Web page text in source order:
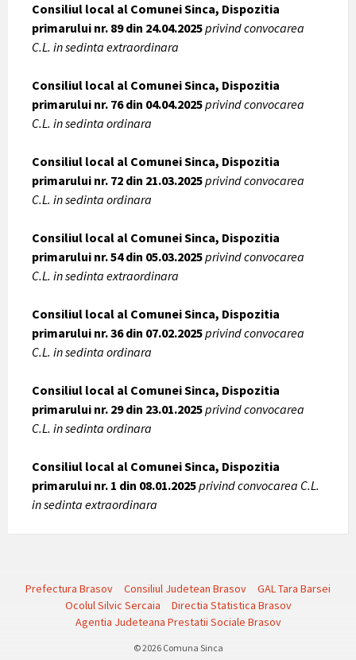
Consiliul local al Comunei Sinca, Dispozitia
primarului nr. 89 din 24.04.2025privind convocarea
C.L. in sedinta extraordinara
Consiliul local al Comunei Sinca, Dispozitia
primarului nr. 76 din 04.04.2025privind convocarea
C.L. in sedinta ordinara
Consiliul local al Comunei Sinca, Dispozitia
primarului nr. 72 din 21.03.2025privind convocarea
C.L. in sedinta ordinara
Consiliul local al Comunei Sinca, Dispozitia
primarului nr. 54 din 05.03.2025privind convocarea
C.L. in sedinta extraordinara
Consiliul local al Comunei Sinca, Dispozitia
primarului nr. 36 din 07.02.2025privind convocarea
C.L. in sedinta ordinara
Consiliul local al Comunei Sinca, Dispozitia
primarului nr. 29 din 23.01.2025privind convocarea
C.L. in sedinta ordinara
Consiliul local al Comunei Sinca, Dispozitia
primarului nr. 1 din 08.01.2025privind convocarea C.L.
in sedinta extraordinara
Prefectura Brasov Consiliul Judetean Brasov
GAL Tara Barsei
Ocolul Silvic Sercaia
Directia Statistica Brasov
Agentia Judeteana Prestatii Sociale Brasov
© 2026 Comuna Sinca